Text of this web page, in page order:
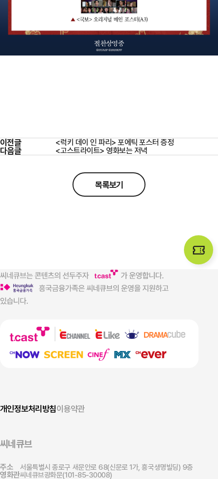
이전글 <럭키 데이 인 파리> 포에틱 포스터 증정
다음글 <고스트라이트> 영화보는 저녁
목록보기
개인정보처리방침이용약관
씨네큐브
주소 서울특별시 종로구 새문안로 68(신문로 1가, 흥국생명빌딩) 9층
영화관씨네큐브광화문(101-85-30008)